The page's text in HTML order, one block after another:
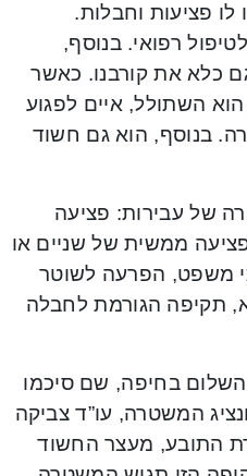
לו פציעות וחבלות.
רפואי. בנוסף,
כלא את קורבנו. כאשר
הוא השתולל, איים לפגוע
בנוסף, הוא גם חשוד
של עבירות: פציעה
ממשית של שניים או
משפט, הפרעה לשוטר
תקיפה הגורמת לחבלה
בחיפה, שם סיכמו
המשטרה, עו”ד צביקה
התובע, מעצר החשוד